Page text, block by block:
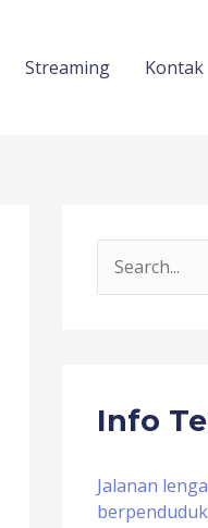
Streaming Kontak
c
f
o
Info
Jalanan